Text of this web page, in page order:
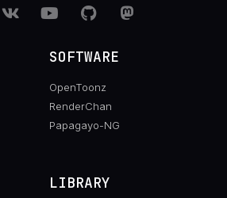
SOFTWARE
OpenToonz
RenderChan
Papagayo-NG
LIBRARY